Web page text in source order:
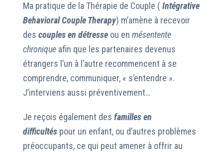
Ma pratique de la Thérapie de Couple (Intégrative
Behavioral Couple Therapy) m’amène à recevoir
descouples en détresse ou enmésentente
chronique afin que les partenaires devenus
étrangers l’un à l’autre recommencent à se
comprendre, communiquer, « s’entendre ».
J’interviens aussi préventivement…
Je reçois également desfamilles en
difficultés pour un enfant, ou d’autres problèmes
préoccupants, ce qui peut amener à offrir au